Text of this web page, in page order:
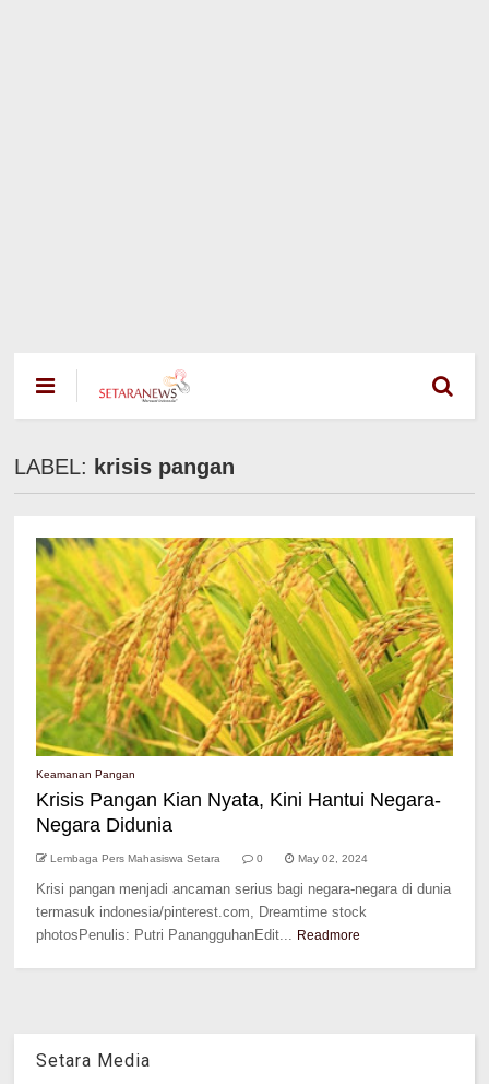
LABEL: krisis pangan
Keamanan Pangan
Krisis Pangan Kian Nyata, Kini Hantui Negara-
Negara Didunia
Lembaga Pers Mahasiswa Setara 0 May 02, 2024
Krisi pangan menjadi ancaman serius bagi negara-negara di dunia
termasuk indonesia/pinterest.com, Dreamtime stock
photosPenulis: Putri PanangguhanEdit... Readmore
Setara Media